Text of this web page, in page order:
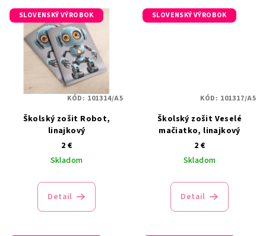
SLOVENSKÝ VÝROBOK
Školský zošit Robot,
linajkový
2 €
Skladom
Detail
KÓD: 101314/A5
SLOVENSKÝ VÝROBOK
Školský zošit Veselé
mačiatko, linajkový
2 €
Skladom
Detail
KÓD: 101317/A5